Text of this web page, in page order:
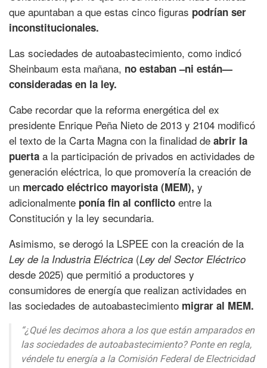
que apuntaban a que estas cinco figuras podrían ser
inconstitucionales.
Las sociedades de autoabastecimiento, como indicó
Sheinbaum esta mañana, no estaban –ni están—
consideradas en la ley.
Cabe recordar que la reforma energética del ex
presidente Enrique Peña Nieto de 2013 y 2104 modificó
el texto de la Carta Magna con la finalidad de abrir la
puerta a la participación de privados en actividades de
generación eléctrica, lo que promovería la creación de
un mercado eléctrico mayorista (MEM), y
adicionalmente ponía fin al conflicto entre la
Constitución y la ley secundaria.
Asimismo, se derogó la LSPEE con la creación de la
Ley de la Industria Eléctrica (Ley del Sector Eléctrico
desde 2025) que permitió a productores y
consumidores de energía que realizan actividades en
las sociedades de autoabastecimiento migrar al MEM.
“¿Qué les decimos ahora a los que están amparados en
las sociedades de autoabastecimiento? Ponte en regla,
véndele tu energía a la Comisión Federal de Electricidad